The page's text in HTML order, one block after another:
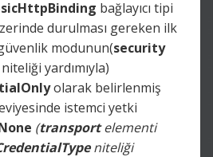
bağlayıcı tipi
durulması gereken ilk
modunun(security
niteliği yardımıyla)
olarak belirlenmiş
istemci yetki
(transportelementi
niteliği